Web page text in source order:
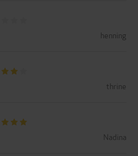
henning
thrine
Nadina